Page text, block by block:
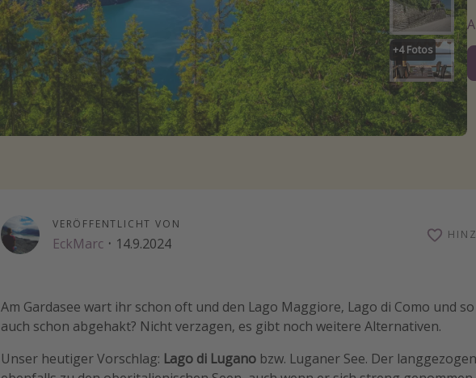
+4 Fotos
VERÖFFENTLICHT VON
EckMarc · 14.9.2024
Am Gardasee wart ihr schon oft und den Lago Maggiore, Lago di Como und
auch schon abgehakt? Nicht verzagen, es gibt noch weitere Alternativen.
Unser heutiger Vorschlag: Lago di Lugano bzw. Luganer See. Der